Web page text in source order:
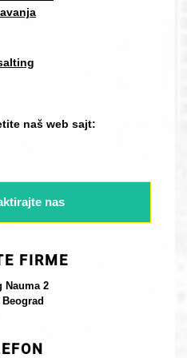
naš web sajt:
nas
FIRME
Nauma 2
Beograd